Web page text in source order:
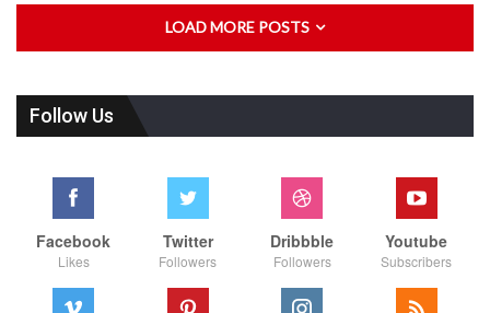
LOAD MORE POSTS
Follow Us
Facebook
Likes
Twitter
Followers
Dribbble
Followers
Youtube
Subscribers